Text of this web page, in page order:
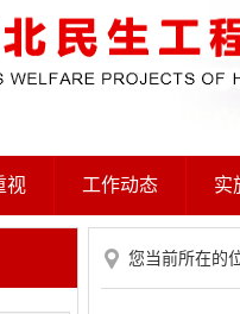
视 工作动态 实
您当前所在的